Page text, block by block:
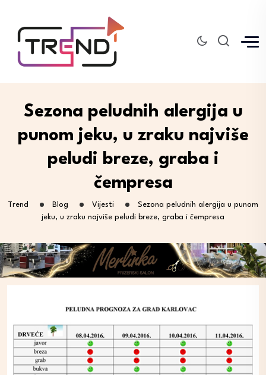
Sezona peludnih alergija u
punom jeku, u zraku najviše
peludi breze, graba i
čempresa
Trend Blog Vijesti
Sezona peludnih alergija u punom
jeku, u zraku najviše peludi breze, graba i čempresa